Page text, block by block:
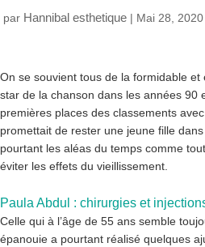
par Hannibal esthetique | Mai 28, 2020
On se souvient tous de la formidable et
star de la chanson dans les années 90
premières places des classements avec
promettait de rester une jeune fille
pourtant les aléas du temps comme
éviter les effets du vieillissement.
Paula Abdul : chirurgies et
Celle qui à l’âge de 55 ans semble
épanouie a pourtant réalisé quelques